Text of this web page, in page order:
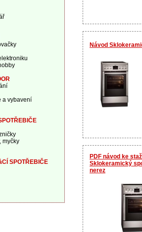
Návod
PDF návod ke
Sklokeramický
nerez
a vybavení
myčky
SPOTŘEBIČE